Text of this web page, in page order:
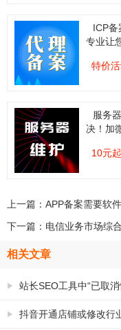
ICP
专业让
特价
服务
决！加
10元起
上一篇： APP备案需要软
下一篇： 电信业务市场综
相关文章
站长SEO工具中“已取
抖音开通店铺或修改行